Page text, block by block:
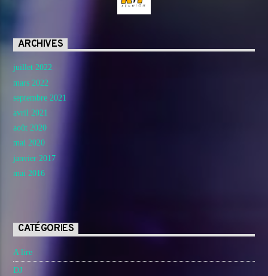
ARCHIVES
juillet 2022
mars 2022
septembre 2021
avril 2021
août 2020
mai 2020
janvier 2017
mai 2016
CATÉGORIES
A lire
DJ